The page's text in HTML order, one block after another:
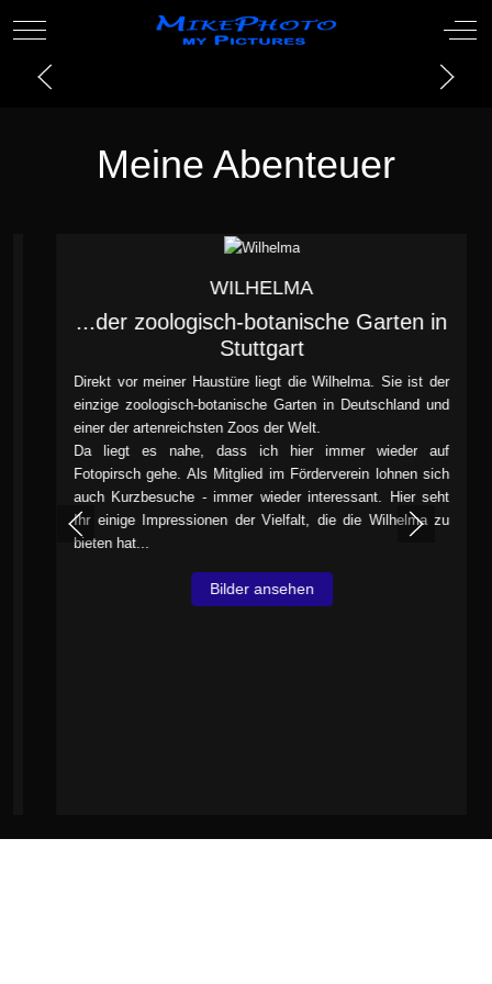
Mobile Menu Toggle Off-
Meine Abenteuer
WILHELMA
...der zoologisch-botanische Garten in
Stuttgart
Direkt vor meiner Haustüre liegt dieWilhelma. Sie ist der
einzige zoologisch-botanische Garten in Deutschland und
einer der artenreichsten Zoos der Welt.
Da liegt es nahe, dass ich hier immer wieder auf
Fotopirsch gehe. Als Mitglied im Fördervereinlohnen sich
auch Kurzbesuche - immer wieder interessant. Hier seht
Ihr einige Impressionen der Vielfalt, die die Wilhelma zu
bieten hat...
Bilder ansehen